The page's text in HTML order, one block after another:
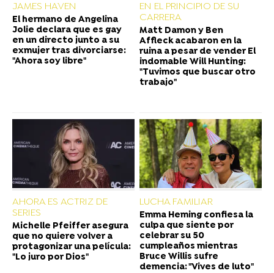
JAMES HAVEN
El hermano de Angelina
Jolie declara que es gay
en un directo junto a su
exmujer tras divorciarse:
"Ahora soy libre"
EN EL PRINCIPIO DE SU
CARRERA
Matt Damon y Ben
Affleck acabaron en la
ruina a pesar de vender El
indomable Will Hunting:
"Tuvimos que buscar otro
trabajo"
AHORA ES ACTRIZ DE
SERIES
Michelle Pfeiffer asegura
que no quiere volver a
protagonizar una película:
"Lo juro por Dios"
LUCHA FAMILIAR
Emma Heming confiesa la
culpa que siente por
celebrar su 50
cumpleaños mientras
Bruce Willis sufre
demencia: "Vives de luto"